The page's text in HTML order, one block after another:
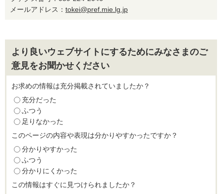
メールアドレス： tokei@pref.mie.lg.jp
より良いウェブサイトにするためにみなさまのご
意見をお聞かせください
お求めの情報は充分掲載されていましたか？
充分だった
ふつう
足りなかった
このページの内容や表現は分かりやすかったですか？
分かりやすかった
ふつう
分かりにくかった
この情報はすぐに見つけられましたか？